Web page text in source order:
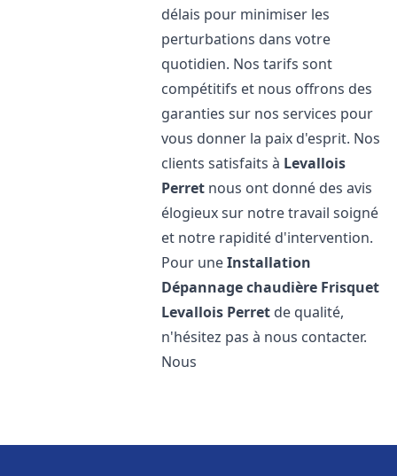
délais pour minimiser les
perturbations dans votre
quotidien. Nos tarifs sont
compétitifs et nous offrons des
garanties sur nos services pour
vous donner la paix d'esprit. Nos
clients satisfaits à Levallois
Perret nous ont donné des avis
élogieux sur notre travail soigné
et notre rapidité d'intervention.
Pour uneInstallation
Dépannage chaudière Frisquet
Levallois Perret de qualité,
n'hésitez pas à nous contacter.
Nous